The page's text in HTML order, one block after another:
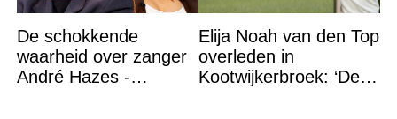
De schokkende
waarheid over zanger
André Hazes -
Elija Noah van den Top
overleden in
Kootwijkerbroek: ‘De